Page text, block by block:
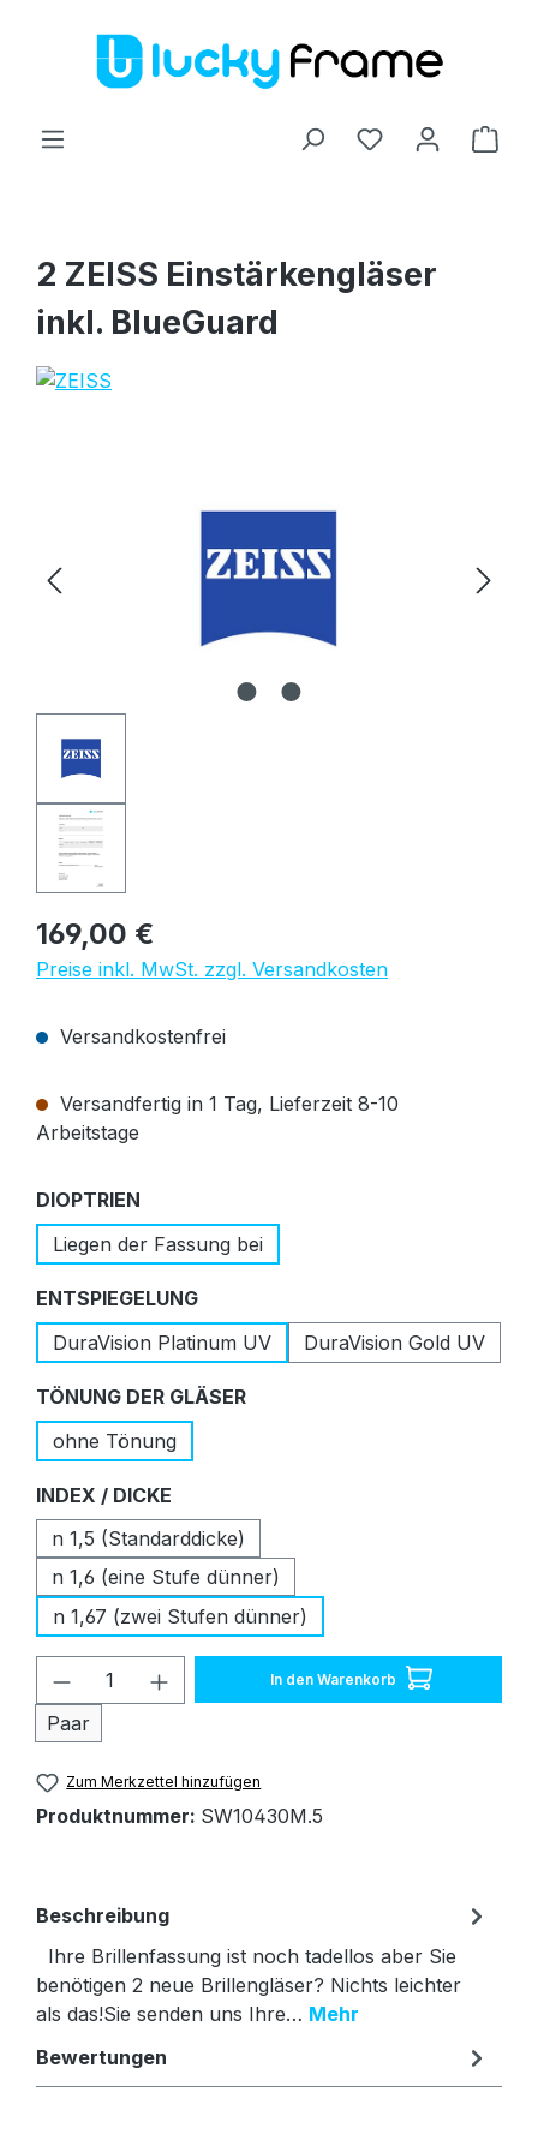
Zum Hauptinhalt springen
2 ZEISS Einstärkengläser
inkl. BlueGuard
Regulärer Preis:
169,00 €
Preise inkl. MwSt. zzgl. Versandkosten
Versandkostenfrei
Versandfertig in 1 Tag, Lieferzeit 8-10
Arbeitstage
DIOPTRIEN
Liegen der Fassung bei
ENTSPIEGELUNGauswählen
DuraVision Platinum UV
DuraVision Gold UV
TÖNUNG DER GLÄSERauswählen
ohne Tönung
INDEX / DICKE
n 1,5 (Standarddicke)
n 1,6 (eine Stufe dünner)
n 1,67 (zwei Stufen dünner)
Produkt Anzahl: Gib den
Paar
In den Warenkorb
Zum Merkzettel hinzufügen
Produktnummer: SW10430M.5
Beschreibung
Ihre Brillenfassung ist noch tadellos aber Sie
benötigen 2 neue Brillengläser? Nichts leichter
als das!Sie senden uns Ihre… Mehr
Bewertungen